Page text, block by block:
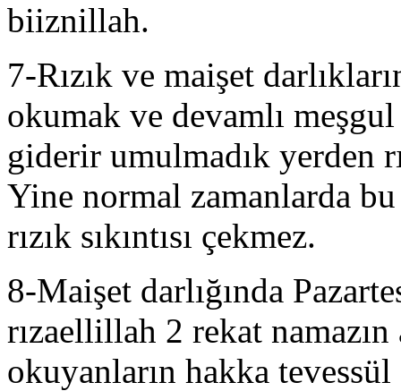
biiznillah.
7-Rızık ve maişet
okumak ve devamlı
giderir umulmadık yerden
Yine normal zamanlarda
rızık sıkıntısı çekmez.
8-Maişet darlığında
rızaellillah 2 rekat
okuyanların hakka tevessül